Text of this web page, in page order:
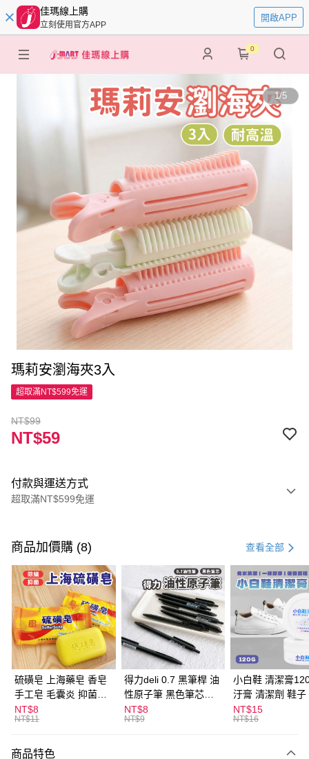
佳瑪線上購
立刻使用官方APP
開啟APP
0
1/5
瑪莉安瀏海夾3入
超取滿NT$599免運
NT$99
NT$59
付款與運送方式
超取滿NT$599免運
信用卡一次付款
超商取貨付款
LINE Pay
Apple Pay
街口支付
悠遊付
ATM付款
全家取貨付款
商品加價購 (8) 查看全部
硫磺皂 上海藥皂 香皂
手工皂 毛囊炎 抑菌除
蟎 清潔護膚 去油去痘
寵物皮膚病 狗狗貓咪
NT$8
NT$11
得力deli 0.7 黑筆桿 油
性原子筆 黑色筆芯
S304
NT$8
NT$9
小白鞋 清潔膏
汙膏 清潔劑 鞋子
漬 白皮鞋 鞋油
NT$15
NT$16
商品特色